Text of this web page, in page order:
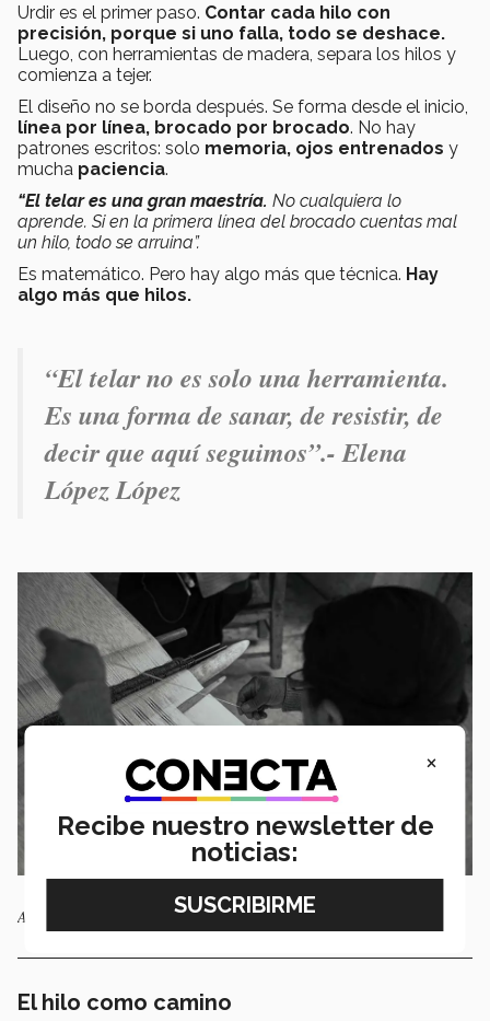
Urdir es el primer paso. Contar cada hilo con
precisión, porque si uno falla, todo se deshace.
Luego, con herramientas de madera, separa los hilos y
comienza a tejer.
El diseño no se borda después. Se forma desde el inicio,
línea por línea, brocado por brocado. No hay
patrones escritos: solo memoria, ojos entrenados y
mucha paciencia.
“El telar es una gran maestría. No cualquiera lo
aprende. Si en la primera línea del brocado cuentas mal
un hilo, todo se arruina”.
Es matemático. Pero hay algo más que técnica. Hay
algo más que hilos.
“El telar no es solo una herramienta.
Es una forma de sanar, de resistir, de
decir que aquí seguimos”.- Elena
López López
Andrea en el telar de cintura. / Foto: Alejandro Salazar
El hilo como camino
×
Recibe nuestro newsletter de
noticias: